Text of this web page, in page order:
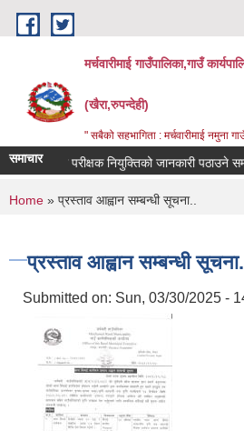
Skip to main content
मर्चवारीमाई गाउँपालिका,गाउँ
(खैरा,रुपन्देही)
" सबैको सहभागिता : मर्चवारीमाई नमुना
समाचारलेखा परीक्षक नियुक्तिको जानकारी पठाउने
You are here
Home » प्रस्ताव आह्वान सम्बन्धी सूचना..
प्रस्ताव आह्वान सम्बन्धी
Submitted on: Sun, 03/30/2025 -